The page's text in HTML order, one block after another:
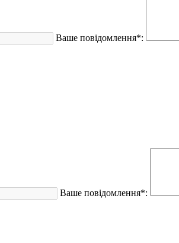
Ваше повідомлення*:
Ваше повідомлення*: